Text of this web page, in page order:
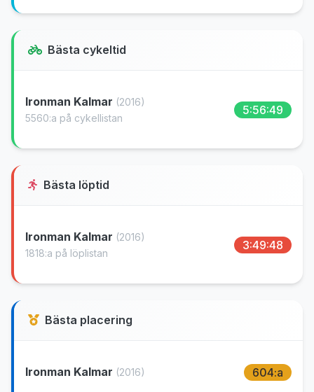
Bästa cykeltid
Ironman Kalmar (2016)
5560:a på cykellistan
5:56:49
Bästa löptid
Ironman Kalmar (2016)
1818:a på löplistan
3:49:48
Bästa placering
Ironman Kalmar (2016) 604:a